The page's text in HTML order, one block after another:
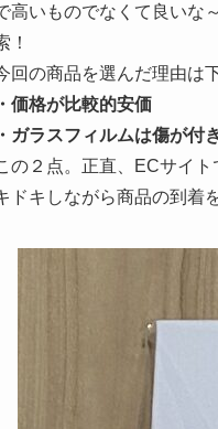
高いものでなくて良いな
！
回の商品を選んだ理由は
・価格が比較的安価
・ガラスフィルムは傷が付
の２点。正直、ECサイ
ドキしながら商品の到着